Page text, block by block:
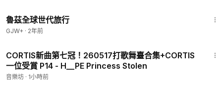
魯茲全球世代旅行
GJW+ · 2年前
CORTIS新曲第七冠！260517打歌舞臺合集+CORTIS
一位受賞 P14 - H__PE Princess Stolen
音樂坊 · 1小時前